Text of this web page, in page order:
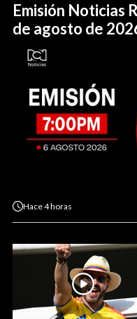
Emisión Noticias
de agosto de
Hace4 horas